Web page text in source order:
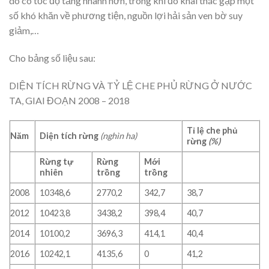
số khó khăn về phương tiện, nguồn lợi hải sản ven bờ suy
giảm,…
Cho bảng số liệu sau:
DIỆN TÍCH RỪNG VÀ TỶ LỆ CHE PHỦ RỪNG Ở NƯỚC
TA, GIAI ĐOẠN 2008 – 2018
Năm Diện tích rừng (nghìn ha)
Tỉ lệ che phủ
rừng (%)
Rừng tự
nhiên
Rừng
trồng
Mới
trồng
2008
10348,6 2770,2 342,7
38,7
2012
10423,8 3438,2 398,4
40,7
2014
10100,2 3696,3 414,1
40,4
2016
10242,1 4135,6 0
41,2